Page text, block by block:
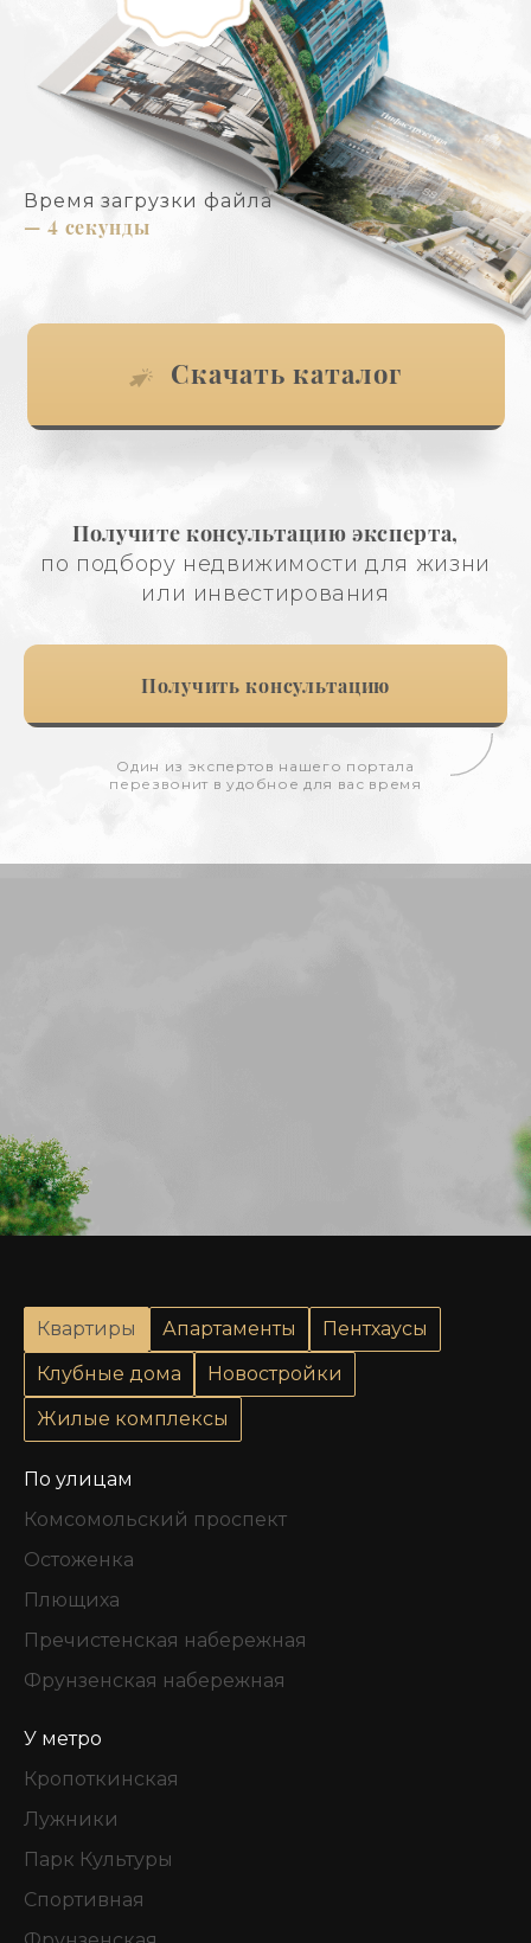
Время загрузки файла
— 4 секунды
Скачать каталог
Получите консультацию эксперта,
по подбору недвижимости для жизни
или инвестирования
Получить консультацию
Один из экспертов нашего портала
перезвонит в удобное для вас время
Квартиры Апартаменты
Пентхаусы
Клубные дома
Новостройки
Жилые комплексы
По улицам
Комсомольский проспект
Остоженка
Плющиха
Пречистенская набережная
Фрунзенская набережная
У метро
Кропоткинская
Лужники
Парк Культуры
Спортивная